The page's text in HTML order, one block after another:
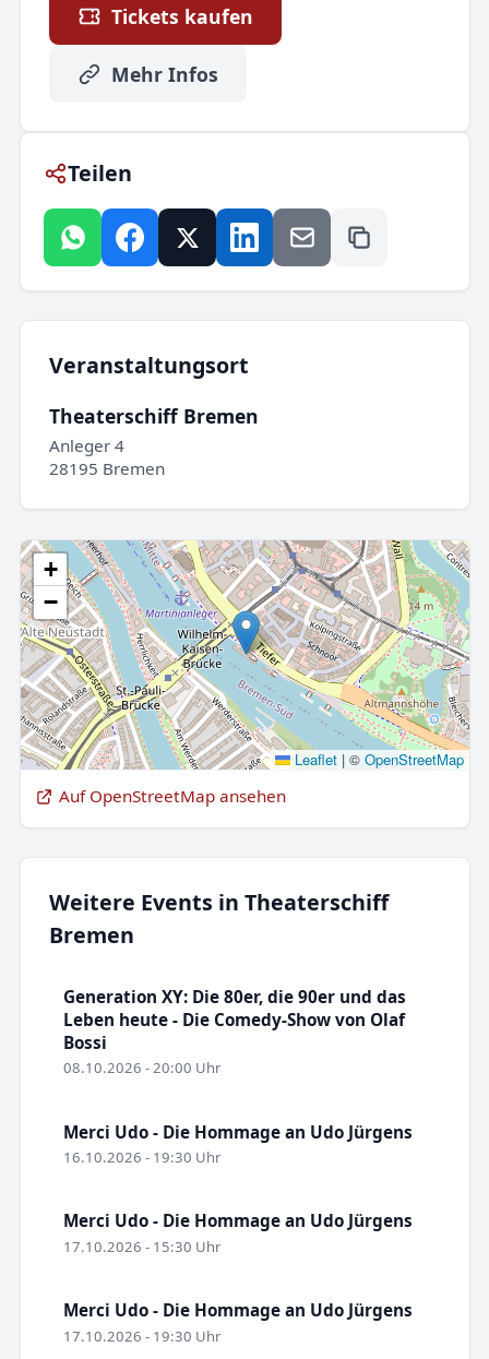
Tickets kaufen
Mehr Infos
Teilen
Veranstaltungsort
Theaterschiff Bremen
Anleger 4
28195 Bremen
+
−
Leaflet |© OpenStreetMap
Auf OpenStreetMap ansehen
Weitere Events in Theaterschiff
Bremen
Generation XY: Die 80er, die 90er und das
Leben heute - Die Comedy-Show von Olaf
Bossi
08.10.2026 - 20:00 Uhr
Merci Udo - Die Hommage an Udo Jürgens
16.10.2026 - 19:30 Uhr
Merci Udo - Die Hommage an Udo Jürgens
17.10.2026 - 15:30 Uhr
Merci Udo - Die Hommage an Udo Jürgens
17.10.2026 - 19:30 Uhr